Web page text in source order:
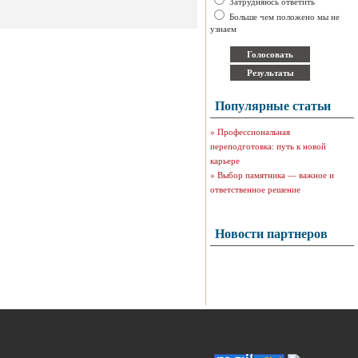
Больше чем положено мы не
узнаем
Популярные статьи
» Профессиональная
переподготовка: путь к новой
карьере
» Выбор памятника — важное и
ответственное решение
Новости партнеров